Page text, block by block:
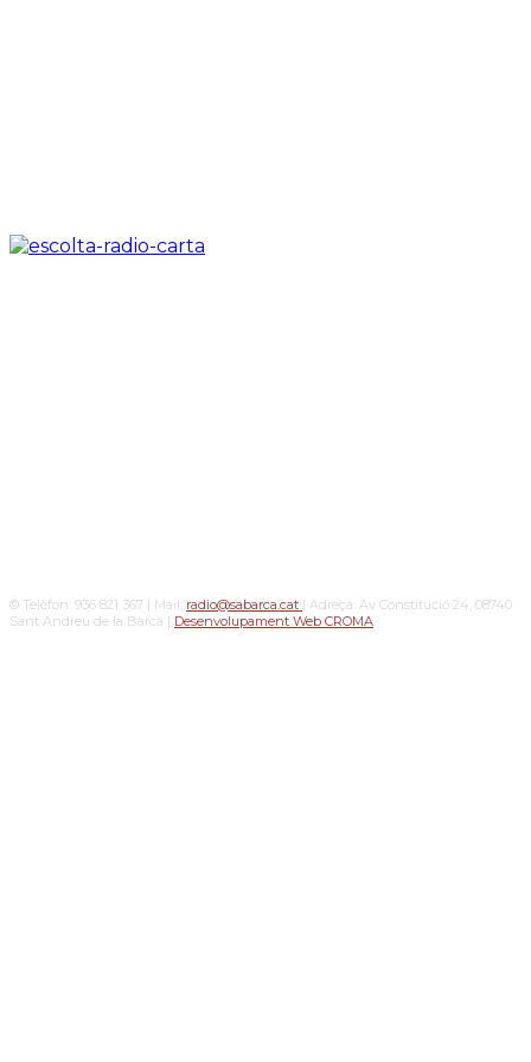
© Telèfon: 936 821 367 | Mail: radio@sabarca.cat | Adreça: Av Constitució 24, 08740
Sant Andreu de la Barca | Desenvolupament Web CROMA